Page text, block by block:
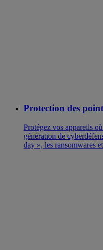
Protection des
Protégez vos appareils
génération de
day », les ransomwares